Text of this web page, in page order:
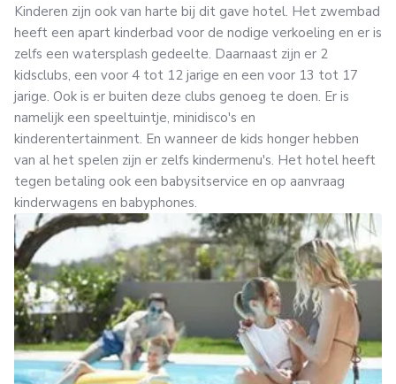
Kinderen zijn ook van harte bij dit gave hotel. Het zwembad
heeft een apart kinderbad voor de nodige verkoeling en er is
zelfs een watersplash gedeelte. Daarnaast zijn er 2
kidsclubs, een voor 4 tot 12 jarige en een voor 13 tot 17
jarige. Ook is er buiten deze clubs genoeg te doen. Er is
namelijk een speeltuintje, minidisco's en
kinderentertainment. En wanneer de kids honger hebben
van al het spelen zijn er zelfs kindermenu's. Het hotel heeft
tegen betaling ook een babysitservice en op aanvraag
kinderwagens en babyphones.